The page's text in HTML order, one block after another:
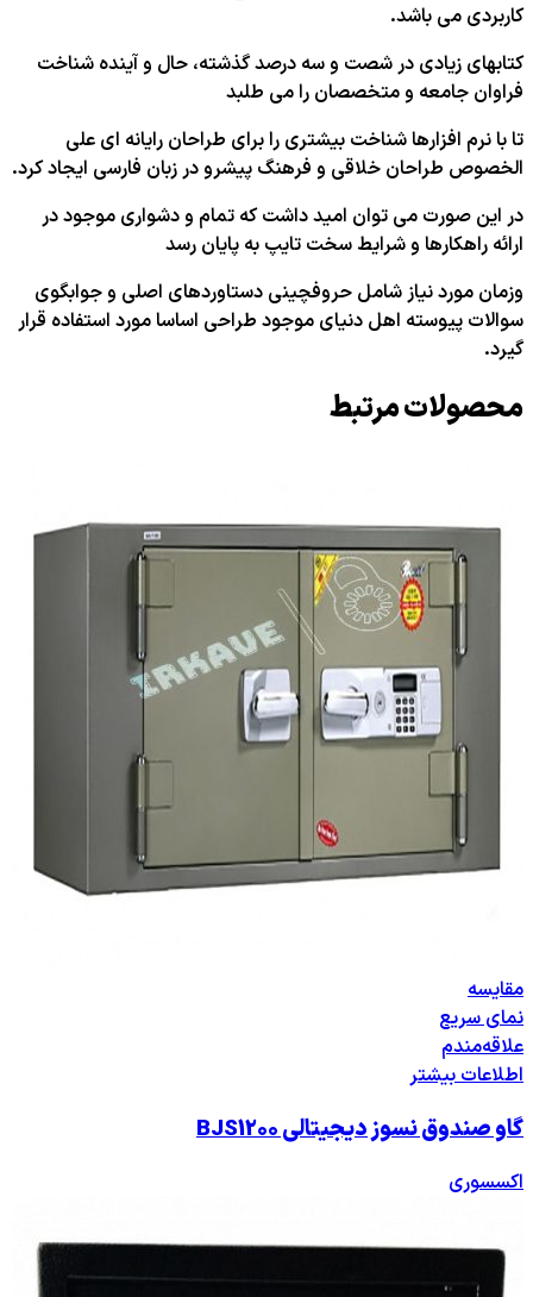
کاربردی می باشد.
کتابهای زیادی در شصت و سه درصد گذشته، حال و آینده شناخت
فراوان جامعه و متخصصان را می طلبد
تا با نرم افزارها شناخت بیشتری را برای طراحان رایانه ای علی
الخصوص طراحان خلاقی و فرهنگ پیشرو در زبان فارسی ایجاد کرد.
در این صورت می توان امید داشت که تمام و دشواری موجود در
ارائه راهکارها و شرایط سخت تایپ به پایان رسد
وزمان مورد نیاز شامل حروفچینی دستاوردهای اصلی و جوابگوی
سوالات پیوسته اهل دنیای موجود طراحی اساسا مورد استفاده قرار
گیرد.
محصولات مرتبط
مقایسه
نمای سریع
علاقه‌مندم
اطلاعات بیشتر
گاو صندوق نسوز دیجیتالی BJS1200
اکسسوری